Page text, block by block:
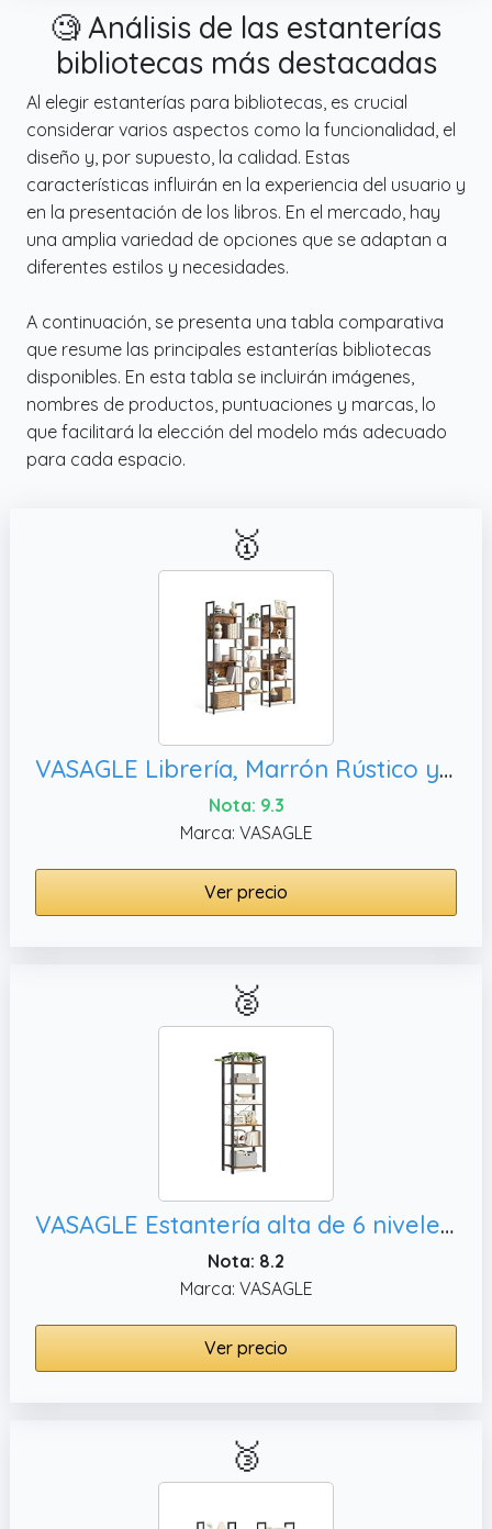
🧐 Análisis de las estanterías
bibliotecas más destacadas
Al elegir estanterías para bibliotecas, es crucial
considerar varios aspectos como la funcionalidad, el
diseño y, por supuesto, la calidad. Estas
características influirán en la experiencia del usuario y
en la presentación de los libros. En el mercado, hay
una amplia variedad de opciones que se adaptan a
diferentes estilos y necesidades.
A continuación, se presenta una tabla comparativa
que resume las principales estanterías bibliotecas
disponibles. En esta tabla se incluirán imágenes,
nombres de productos, puntuaciones y marcas, lo
que facilitará la elección del modelo más adecuado
para cada espacio.
🥇
VASAGLE Librería, Marrón Rústico y Negro LLS107B01
Nota: 9.3
Marca: VASAGLE
Ver precio
🥈
VASAGLE Estantería alta de 6 niveles, marrón
Nota: 8.2
Marca: VASAGLE
Ver precio
🥉